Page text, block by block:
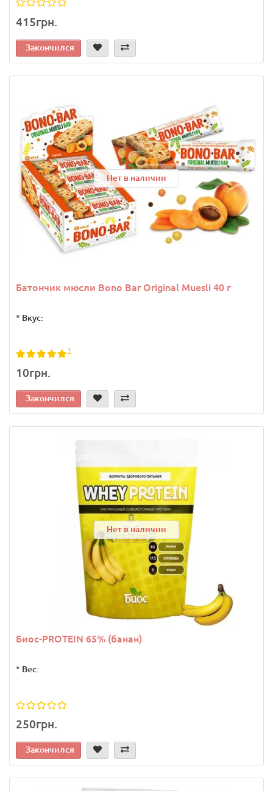
415грн.
Закончился
Нет в наличии
Батончик мюсли Bono Bar Original Muesli 40 г
* Вкус:
1
10грн.
Закончился
Нет в наличии
Биос-PROTEIN 65% (банан)
* Вес:
250грн.
Закончился